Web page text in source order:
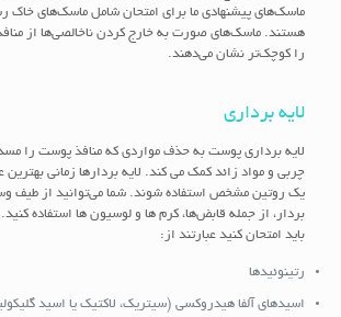
ماسک‌های پیشنهادی ما برای امتحان شامل ماسک‌های خاک
هستند. ماسک‌های صورت به خارج کردن ناخالصی‌ها از
را کوچک‌تر نشان می‌دهند.
لایه برداری
لایه برداری پوست به حذف مواردی که منافذ پوست را
چربی و مواد زائد کمک می کند. لایه بردارها زمانی بهترین
یک روتین مشخص استفاده شوند. شما می‌توانید از طیف
بردار، از جمله قابض‌ها، کرم ها و لوسیون ها استفاده
باید امتحان کنید عبارتند از:
رتینوئیدها
اسیدهای آلفا هیدروکسی (سیتریک، لاکتیک یا اسید